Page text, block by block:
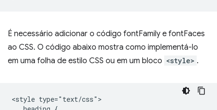
É necessário adicionar o código fontFamily e fontFaces
ao CSS. O código abaixo mostra como implementá-lo
em uma folha de estilo CSS ou em um bloco <style> .
<style type="text/css">